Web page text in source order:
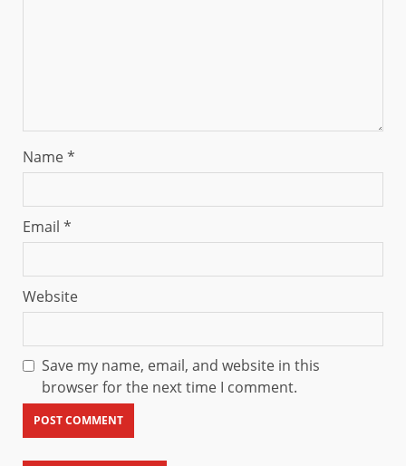
Name*
Email *
Website
Save my name, email, and website in this
browser for the next time I comment.